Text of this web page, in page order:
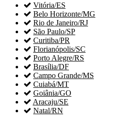
 Vitória/ES
 Belo Horizonte/MG
 Rio de Janeiro/RJ
 São Paulo/SP
 Curitiba/PR
 Florianópolis/SC
 Porto Alegre/RS
 Brasília/DF
 Campo Grande/MS
 Cuiabá/MT
 Goiânia/GO
 Aracaju/SE
 Natal/RN